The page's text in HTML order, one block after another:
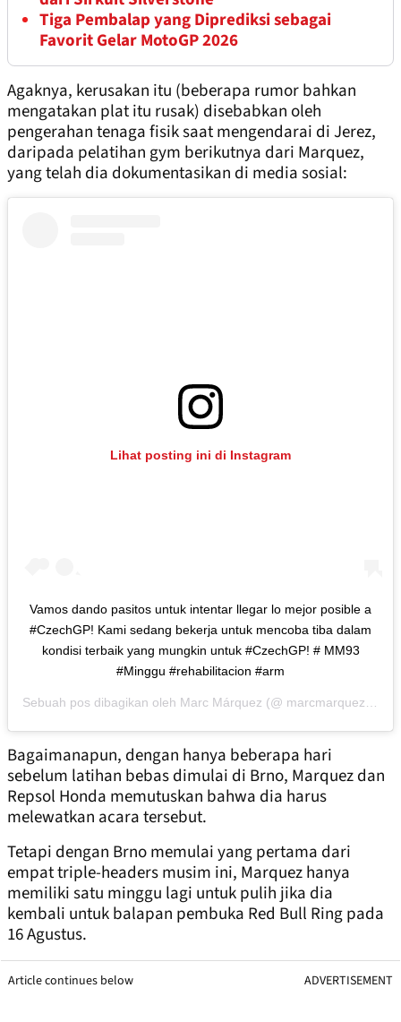
Tiga Pembalap yang Diprediksi sebagai
Favorit Gelar MotoGP 2026
Agaknya, kerusakan itu (beberapa rumor bahkan
mengatakan plat itu rusak) disebabkan oleh
pengerahan tenaga fisik saat mengendarai di Jerez,
daripada pelatihan gym berikutnya dari Marquez,
yang telah dia dokumentasikan di media sosial:
Lihat posting ini di Instagram
Vamos dando pasitos untuk intentar llegar lo mejor posible a
#CzechGP! Kami sedang bekerja untuk mencoba tiba dalam
kondisi terbaik yang mungkin untuk #CzechGP! # MM93
#Minggu #rehabilitacion #arm
Sebuah pos dibagikan oleh Marc Márquez (@ marcmarquez93) di
Bagaimanapun, dengan hanya beberapa hari
sebelum latihan bebas dimulai di Brno, Marquez dan
Repsol Honda memutuskan bahwa dia harus
melewatkan acara tersebut.
Tetapi dengan Brno memulai yang pertama dari
empat triple-headers musim ini, Marquez hanya
memiliki satu minggu lagi untuk pulih jika dia
kembali untuk balapan pembuka Red Bull Ring pada
16 Agustus.
Article continues below ADVERTISEMENT